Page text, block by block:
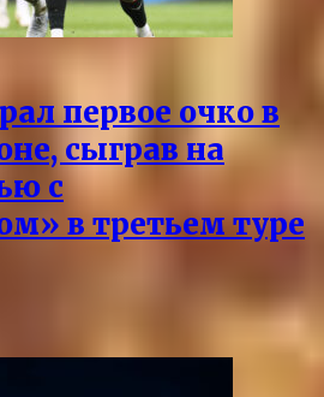
первое очко в
сыграв на
с
в третьем туре